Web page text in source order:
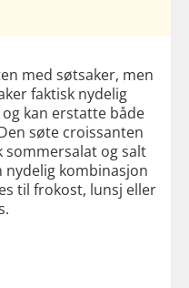
med søtsaker, men
faktisk nydelig
kan erstatte både
søte croissanten
sommersalat og salt
nydelig kombinasjon
til frokost, lunsj eller